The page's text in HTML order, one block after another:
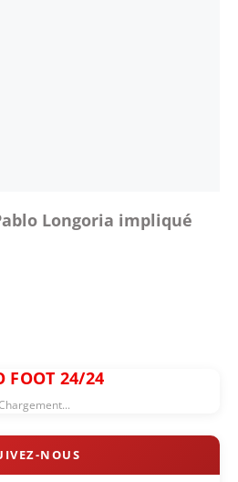
Longoria impliqué
FOOT 24/24